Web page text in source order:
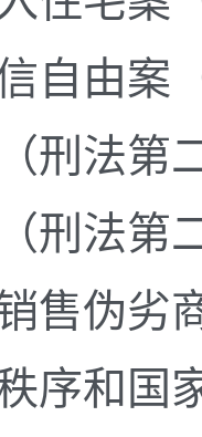
由案（
法第二
法第二
伪劣商
序和国